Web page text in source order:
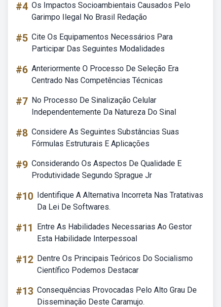
#4 Os Impactos Socioambientais Causados Pelo
Garimpo Ilegal No Brasil Redação
#5 Cite Os Equipamentos Necessários Para
Participar Das Seguintes Modalidades
#6 Anteriormente O Processo De Seleção Era
Centrado Nas Competências Técnicas
#7 No Processo De Sinalização Celular
Independentemente Da Natureza Do Sinal
#8 Considere As Seguintes Substâncias Suas
Fórmulas Estruturais E Aplicações
#9 Considerando Os Aspectos De Qualidade E
Produtividade Segundo Sprague Jr
#10 Identifique A Alternativa Incorreta Nas Tratativas
Da Lei De Softwares.
#11
Entre As Habilidades Necessarias Ao Gestor
Esta Habilidade Interpessoal
#12 Dentre Os Principais Teóricos Do Socialismo
Científico Podemos Destacar
#13 Consequências Provocadas Pelo Alto Grau De
Disseminação Deste Caramujo.